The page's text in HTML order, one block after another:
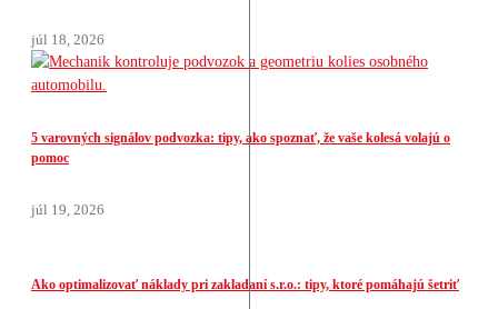
júl 18, 2026
5 varovných signálov podvozka: tipy, ako spoznať, že vaše kolesá volajú o
pomoc
júl 19, 2026
Ako optimalizovať náklady pri zakladaní s.r.o.: tipy, ktoré pomáhajú šetriť